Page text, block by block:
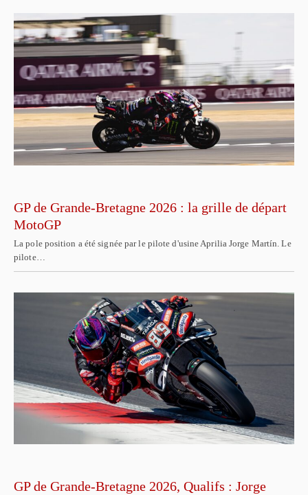
GP de Grande-Bretagne 2026 : la grille de départ
MotoGP
La pole position a été signée par le pilote d'usine Aprilia Jorge Martín. Le
pilote…
GP de Grande-Bretagne 2026, Qualifs : Jorge